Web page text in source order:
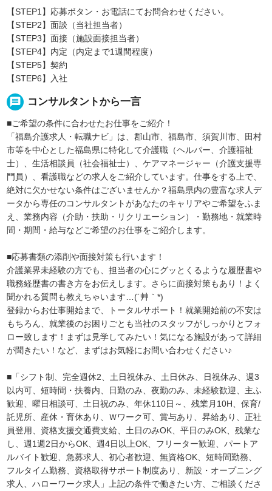
【STEP1】応募ボタン・お電話にてお問合わせください。
【STEP2】面談（当社担当者）
【STEP3】面接（施設面接担当者）
【STEP4】内定（内定まで1週間程度）
【STEP5】契約
【STEP6】入社
message コンサルタントから一言
■ご希望の条件に合わせたお仕事をご紹介！
「福島介護求人・転職ナビ」は、郡山市、福島市、須賀川市、田村
市等を中心とした福島県に特化して介護職（ヘルパー、介護福祉
士）、生活相談員（社会福祉士）、ケアマネージャー（介護支援専
門員）、看護職などの求人をご紹介しています。仕事をする上で、
絶対に欠かせない条件はございませんか？福島県内の豊富な求人デ
ータから専任のコンサルタントがあなたのキャリアやご希望をふま
え、業務内容（介助・扶助・リクリエーション）・勤務地・就業時
間・期間・給与などご希望のお仕事をご紹介します。
■応募書類の添削や面接対策も行います！
介護業界未経験の方でも、担当者の心にグッとくるような履歴書や
職務経歴書の書き方をお伝えします。さらに面接対策もあり！よく
聞かれる質問も教えちゃいます…(´艸｀*)
登録からお仕事開始まで、トータルサポート！就業開始前の不安は
もちろん、就業後のお困りごとも当社のスタッフがしっかりとフォ
ロー致します！まずは見学してみたい！気になる施設があって詳細
が聞きたい！など、まずはお気軽にお問い合わせください♪
■「シフト制、完全週休2、土日祝休み、土日休み、日祝休み、週3
以内可、短時間・扶養内、日勤のみ、夜勤のみ、未経験歓迎、主ふ
歓迎、曜日相談可、土日祝のみ、年休110日～、残業月10H、保育/
託児所、産休・育休あり、Ｗワーク可、賞与あり、昇給あり、正社
員登用、資格支援交通費支給、土日のみOK、平日のみOK、残業な
し、週1週2日からOK、週4日以上OK、フリーター歓迎、パートア
ルバイト歓迎、急募求人、初心者歓迎、無資格OK、短時間勤務、
フルタイム勤務、資格取得サポート制度あり、新設・オープニング
求人、ハローワーク求人」上記の条件で働きたい方、ご相談くださ